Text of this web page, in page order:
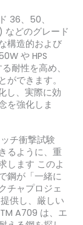
36、50、
などのグレード
構造的および
や HPS
耐性を高め、
できます。
し、実際に効
を強化しま
チ衝撃試験
るように、重
します このよ
鋼が「一緒に
チャプロジェ
供し、厳しい
A709 は、エ